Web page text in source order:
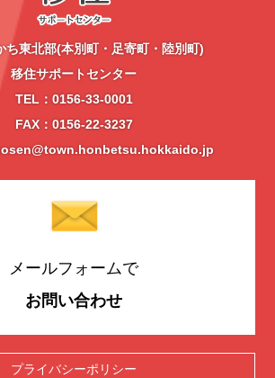
ち東北部(本別町・足寄町・陸別町)
移住サポートセンター
TEL：0156-33-0001
FAX：0156-22-3237
メールフォームで
お問い合わせ
プライバシーポリシー